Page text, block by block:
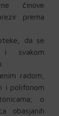
činove
prema
da se
i svakom
radom,
i polifonom
o
obasjanih